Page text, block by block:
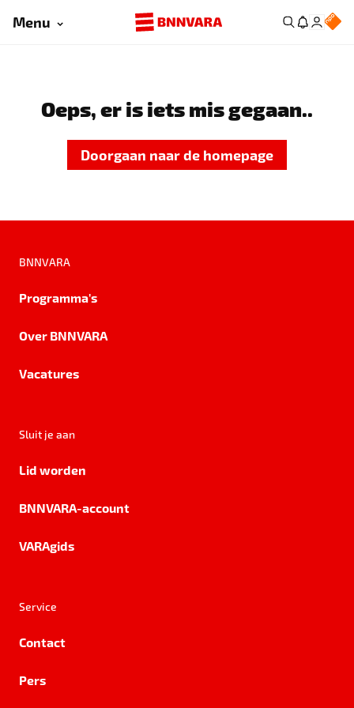
Menu
Oeps, er is iets mis gegaan..
Doorgaan naar de homepage
BNNVARA
Programma's
Over BNNVARA
Vacatures
Sluit je aan
Lid worden
BNNVARA-account
VARAgids
Service
Contact
Pers